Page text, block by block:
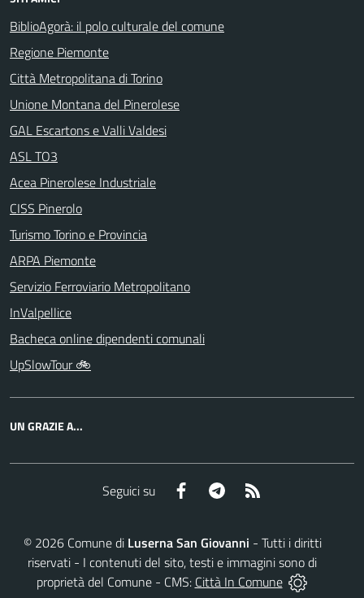
BiblioAgorà: il polo culturale del comune
Regione Piemonte
Città Metropolitana di Torino
Unione Montana del Pinerolese
GAL Escartons e Valli Valdesi
ASL TO3
Acea Pinerolese Industriale
CISS Pinerolo
Turismo Torino e Provincia
ARPA Piemonte
Servizio Ferroviario Metropolitano
InValpellice
Bacheca online dipendenti comunali
UpSlowTour 🚲
UN GRAZIE A...
Seguici su Facebook Telegram
© 2026Comune di Luserna San Giovanni - Tutti i diritti
riservati - I contenuti del sito, testi e immagini sono di
proprietà del Comune - CMS: Città In Comune